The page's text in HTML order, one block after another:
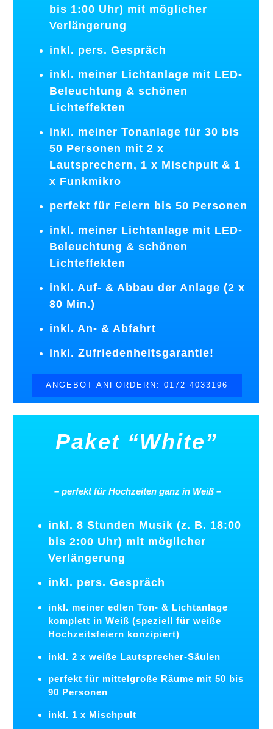
bis 1:00 Uhr) mit möglicher
Verlängerung
inkl. pers. Gespräch
inkl. meiner Lichtanlage mit LED-
Beleuchtung & schönen
Lichteffekten
inkl. meiner Tonanlage für 30 bis
50 Personen mit 2 x
Lautsprechern, 1 x Mischpult & 1
x Funkmikro
perfekt für Feiern bis 50 Personen
inkl. meiner Lichtanlage mit LED-
Beleuchtung & schönen
Lichteffekten
inkl. Auf- & Abbau der Anlage (2 x
80 Min.)
inkl. An- & Abfahrt
inkl. Zufriedenheitsgarantie!
ANGEBOT ANFORDERN: 0172 4033196
Paket “White”
– perfekt für Hochzeiten ganz in Weiß –
inkl. 8 Stunden Musik (z. B. 18:00
bis 2:00 Uhr) mit möglicher
Verlängerung
inkl. pers. Gespräch
inkl. meiner edlen Ton- & Lichtanlage
komplett in Weiß (speziell für weiße
Hochzeitsfeiern konzipiert)
inkl. 2 x weiße Lautsprecher-Säulen
perfekt für mittelgroße Räume mit 50 bis
90 Personen
inkl. 1 x Mischpult